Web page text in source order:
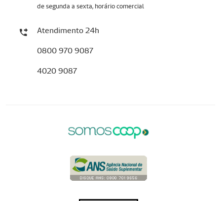
de segunda a sexta, horário comercial
Atendimento 24h
0800 970 9087
4020 9087